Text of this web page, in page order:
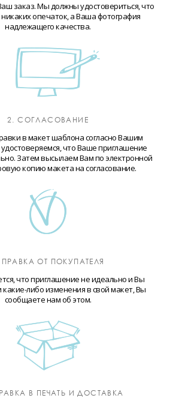
заказ. Мы должны удостовериться, что
никаких опечаток, а Ваша фотография
надлежащего качества.
2. СОГЛАСОВАНИЕ
в макет шаблона согласно Вашим
что Ваше приглашение
Затем высылаем Вам по электронной
копию макета на согласование.
ПРАВКА ОТ ПОКУПАТЕЛЯ
что приглашение не идеально и Вы
какие-либо изменения в свой макет, Вы
сообщаете нам об этом.
В ПЕЧАТЬ И ДОСТАВКА